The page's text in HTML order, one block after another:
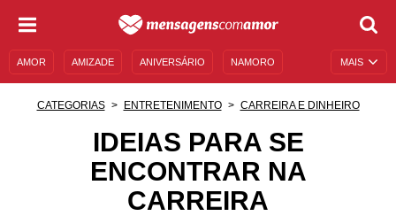
MAIS
AMOR AMIZADE ANIVERSÁRIO NAMORO
MENSAGENS E FRASES MENSAGENS DE ANIVERSÁRIO
FAMOSOS BÍBLIA
CATEGORIAS ENTRETENIMENTO CARREIRA E DINHEIRO
IDEIAS PARA SE
ENCONTRAR NA
CARREIRA